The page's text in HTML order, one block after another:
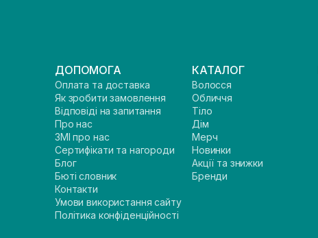
ДОПОМОГА
Оплата та доставка
Як зробити замовлення
Відповіді на запитання
Про нас
ЗМІ про нас
Сертифікати та нагороди
Блог
Бюті словник
Контакти
Умови використання сайту
Політика конфіденційності
КАТАЛОГ
Волосся
Обличчя
Тіло
Дім
Мерч
Новинки
Акції та знижки
Бренди